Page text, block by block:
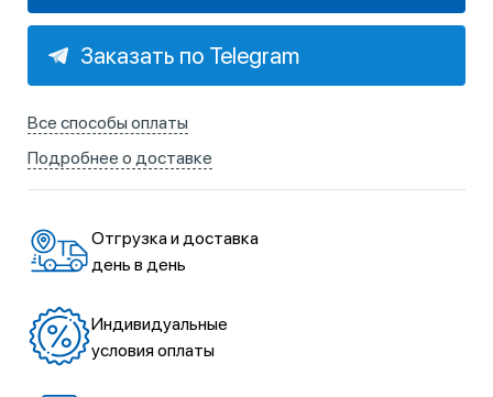
Заказать по Telegram
Все способы оплаты
Подробнее о доставке
Отгрузка и доставка
день в день
Индивидуальные
условия оплаты